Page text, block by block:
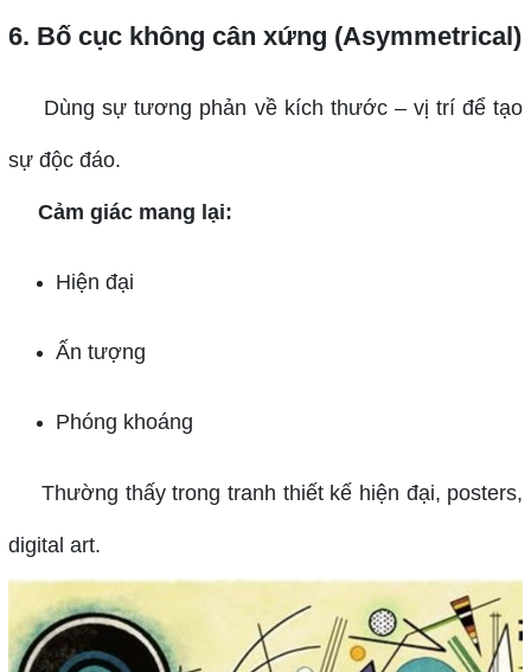
6. Bố cục không cân xứng (Asymmetrical)
Dùng sự tương phản về kích thước – vị trí để tạo
sự độc đáo.
Cảm giác mang lại:
Hiện đại
Ấn tượng
Phóng khoáng
Thường thấy trong tranh thiết kế hiện đại, posters,
digital art.